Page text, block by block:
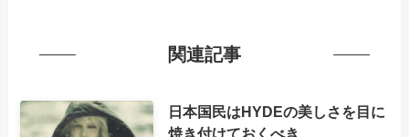
関連記事
日本国民はHYDEの美しさを目に
焼き付けておくべき